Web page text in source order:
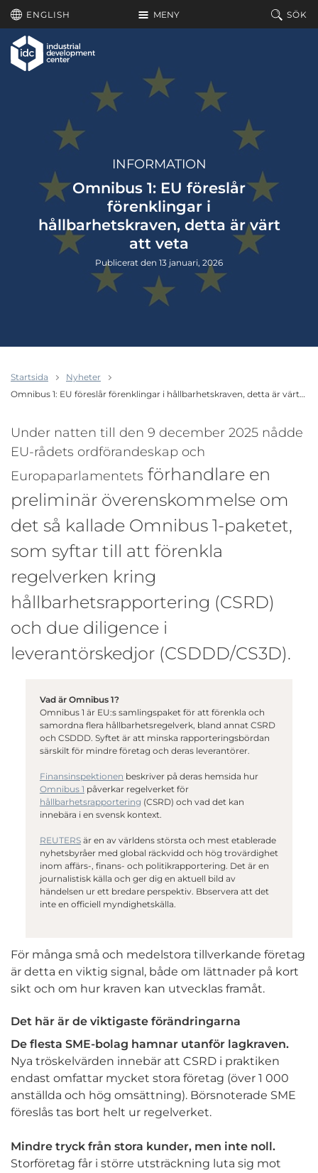
Hoppa till huvudinnehållet
MENY
ENGLISH SÖK
INFORMATION
Omnibus 1: EU föreslår
förenklingar i
hållbarhetskraven, detta är värt
att veta
Publicerat den 13 januari, 2026
Startsida
Nyheter
Omnibus 1: EU föreslår förenklingar i hållbarhetskraven, detta är värt…
Under natten till den 9 december 2025 nådde
EU-rådets ordförandeskap och
Europaparlamentets förhandlare en
preliminär överenskommelse om
det så kallade Omnibus 1-paketet,
som syftar till att förenkla
regelverken kring
hållbarhetsrapportering (CSRD)
och due diligence i
leverantörskedjor (CSDDD/CS3D).
Vad är Omnibus 1?
Omnibus 1 är EU:s samlingspaket för att förenkla och
samordna flera hållbarhetsregelverk, bland annat CSRD
och CSDDD. Syftet är att minska rapporteringsbördan
särskilt för mindre företag och deras leverantörer.
Finansinspektionen beskriver på deras hemsida hur
Omnibus 1 påverkar regelverket för
hållbarhetsrapportering (CSRD) och vad det kan
innebära i en svensk kontext.
REUTERSär en av världens största och mest etablerade
nyhetsbyråer med global räckvidd och hög trovärdighet
inom affärs-, finans- och politikrapportering. Det är en
journalistisk källa och ger dig en aktuell bild av
händelsen ur ett bredare perspektiv. Bbservera att det
inte en officiell myndighetskälla.
För många små och medelstora tillverkande företag
är detta en viktig signal, både om lättnader på kort
sikt och om hur kraven kan utvecklas framåt.
Det här är de viktigaste förändringarna
De flesta SME-bolag hamnar utanför lagkraven.
Nya tröskelvärden innebär att CSRD i praktiken
endast omfattar mycket stora företag (över 1 000
anställda och hög omsättning). Börsnoterade SME
föreslås tas bort helt ur regelverket.
Mindre tryck från stora kunder, men inte noll.
Storföretag får i större utsträckning luta sig mot